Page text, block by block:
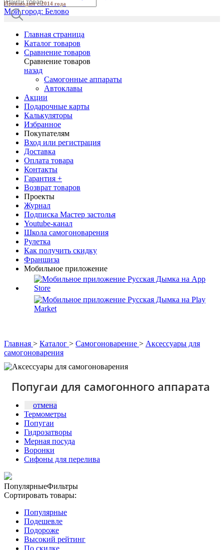
Производим с 2014 года
Мой город: Белово
Главная страница
Каталог товаров
Сравнение товаров
Сравнение товаров
назад
Самогонные аппараты
Автоклавы
Акции
Подарочные карты
Калькуляторы
Избранное
Покупателям
Вход или регистрация
Доставка
Оплата товара
Контакты
Гарантия +
Возврат товаров
Проекты
Журнал
Подписка Мастер застолья
Youtube-канал
Школа самогоноварения
Рулетка
Как получить скидку
Франшиза
Мобильное приложение
Главная > Каталог > Самогоноварение > Аксессуары для
самогоноварения
Попугаи для самогонного аппарата
отмена
Термометры
Попугаи
Гидрозатворы
Мерная посуда
Воронки
Сифоны для перелива
ПопулярныеФильтры
Сортировать товары:
Популярные
Подешевле
Подороже
Высокий рейтинг